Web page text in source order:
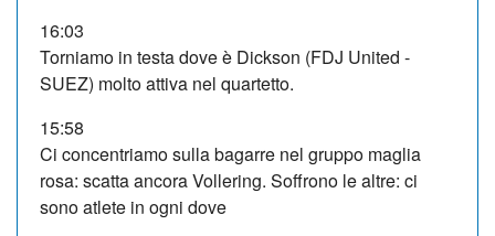
16:03
Torniamo in testa dove è Dickson (FDJ United -
SUEZ) molto attiva nel quartetto.
15:58
Ci concentriamo sulla bagarre nel gruppo maglia
rosa: scatta ancora Vollering. Soffrono le altre: ci
sono atlete in ogni dove